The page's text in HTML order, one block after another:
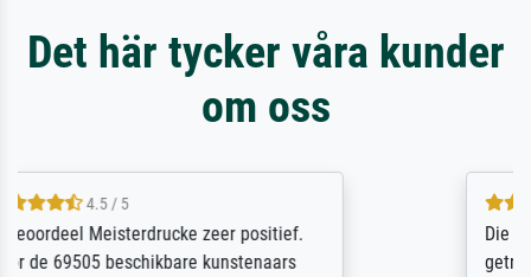
Det här tycker våra kunder
om oss
Die Zufriedenheit ist auch nicht dadurch
getrübt, dass das Bild entgegen einer